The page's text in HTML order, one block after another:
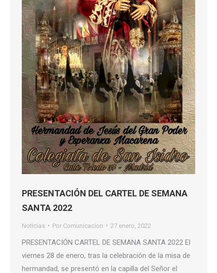
PRESENTACIÓN DEL CARTEL DE SEMANA
SANTA 2022
Noticias Por Comunicacion 27 enero, 2022
PRESENTACIÓN CARTEL DE SEMANA SANTA 2022 El
viernes 28 de enero, tras la celebración de la misa de
hermandad, se presentó en la capilla del Señor el